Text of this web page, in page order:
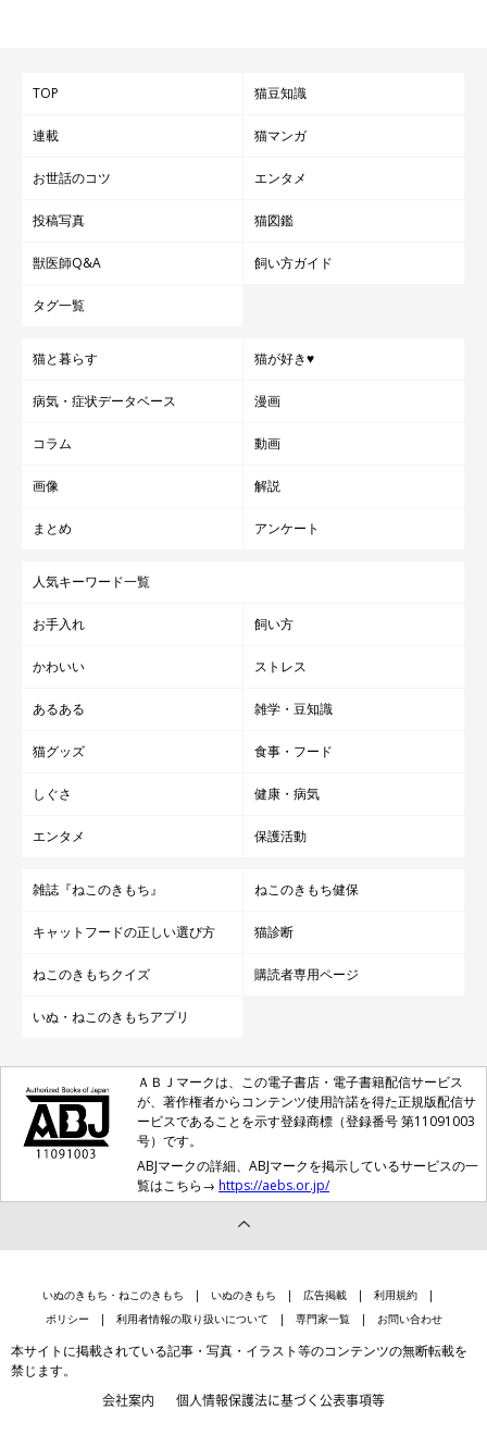
TOP 猫豆知識
連載 猫マンガ
お世話のコツ エンタメ
投稿写真 猫図鑑
獣医師Q&A 飼い方ガイド
タグ一覧
猫と暮らす 猫が好き♥
病気・症状データベース 漫画
コラム 動画
画像 解説
まとめ アンケート
人気キーワード一覧
お手入れ 飼い方
かわいい ストレス
あるある 雑学・豆知識
猫グッズ 食事・フード
しぐさ 健康・病気
エンタメ 保護活動
雑誌『ねこのきもち』 ねこのきもち健保
キャットフードの正しい選び方 猫診断
ねこのきもちクイズ 購読者専用ページ
いぬ・ねこのきもちアプリ
ＡＢＪマークは、この電子書店・電子書籍配信サービス
が、著作権者からコンテンツ使用許諾を得た正規版配信サ
ービスであることを示す登録商標（登録番号 第11091003
号）です。
ABJマークの詳細、ABJマークを掲示しているサービスの一
覧はこちら→ https://aebs.or.jp/
いぬのきもち・ねこのきもち いぬのきもち 広告掲載
利用規約
ポリシー
利用者情報の取り扱いについて 専門家一覧 お問い合わせ
本サイトに掲載されている記事・写真・イラスト等のコンテンツの無断転載を
禁じます。
会社案内 個人情報保護法に基づく公表事項等